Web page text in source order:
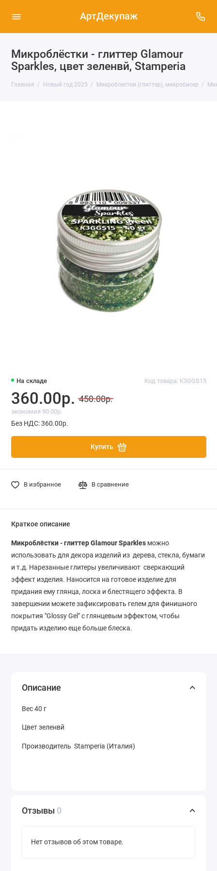
АртДекупаж
Микроблёстки - глиттер Glamour
Sparkles, цвет зеленвй, Stamperia
Главная Новый год 2025 Микроблестки (глиттер), микробисер
На складе Код товара: K3GGS15
360.00р. 450.00р.
экономия 90.00р.
Без НДС: 360.00р.
Купить
В избранное В сравнение
Краткое описание
Микроблёстки - глиттер Glamour Sparkles можно
использовать для декора изделий из дерева, стекла, бумаги
и т.д. Нарезанные глитеры увеличивают сверкающий
эффект изделия. Наносится на готовое изделие для
придания ему глянца, лоска и блестящего эффекта. В
завершении можете зафиксировать гелем для финишного
покрытия "Glossy Gel" с глянцевым эффектом, чтобы
придать изделию еще больше блеска.
Описание
Вес 40 г
Цвет зеленвй
Производитель Stamperia (Италия)
Отзывы 0
Нет отзывов об этом товаре.